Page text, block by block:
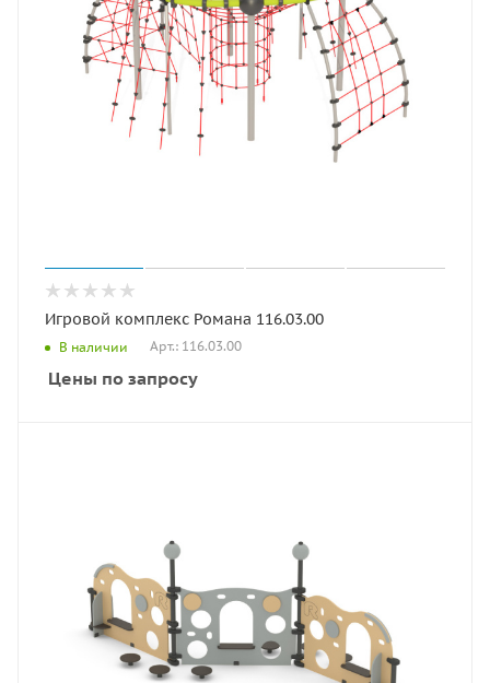
Игровой комплекс Романа 116.03.00
В наличии Арт.: 116.03.00
Цены по запросу